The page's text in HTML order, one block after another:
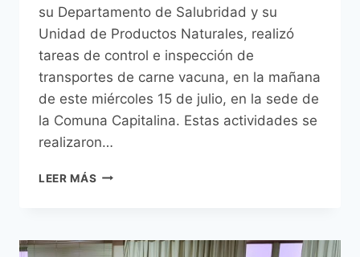
su Departamento de Salubridad y su
Unidad de Productos Naturales, realizó
tareas de control e inspección de
transportes de carne vacuna, en la mañana
de este miércoles 15 de julio, en la sede de
la Comuna Capitalina. Estas actividades se
realizaron…
LEER MÁS INSPECCIÓN
VEHÍCULOS